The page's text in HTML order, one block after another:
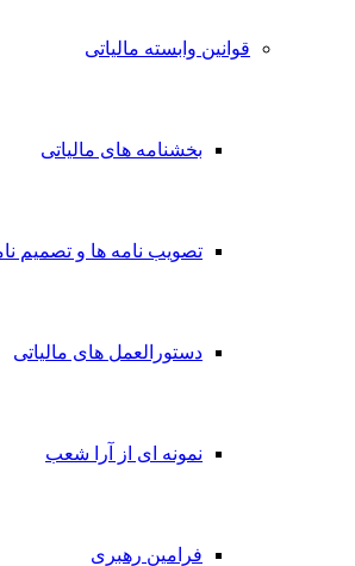
قوانین وابسته مالیاتی
بخشنامه های مالیاتی
تصویب نامه ها و تصمیم
دستورالعمل های مالیاتی
نمونه ای از آرا شعب
فرامین رهبری